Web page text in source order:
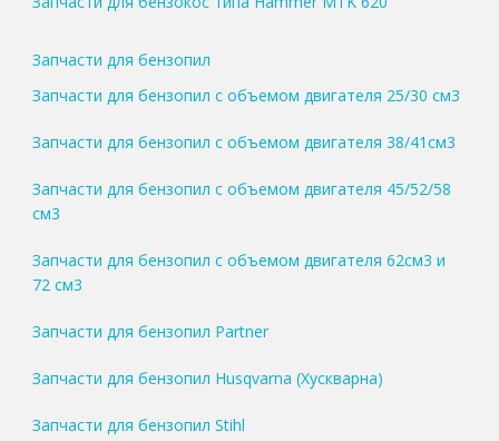
Запчасти для бензопил
Запчасти для бензопил с объемом двигателя 25/30 см3
Запчасти для бензопил с объемом двигателя 38/41см3
Запчасти для бензопил с объемом двигателя 45/52/58
см3
Запчасти для бензопил с объемом двигателя 62см3 и
72 см3
Запчасти для бензопил Partner
Запчасти для бензопил Husqvarna (Хускварна)
Запчасти для бензопил Stihl